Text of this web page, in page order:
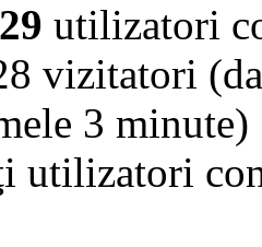
29 utilizatori
vizitatori
3 minute)
utilizatori